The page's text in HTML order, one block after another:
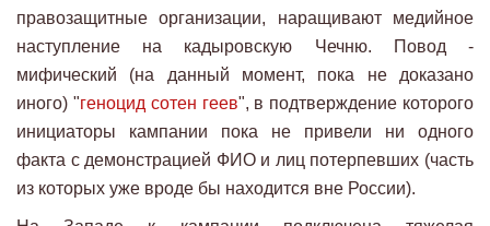
правозащитные организации, наращивают медийное
наступление на кадыровскую Чечню. Повод -
мифический (на данный момент, пока не доказано
иного) "геноцид сотен геев", в подтверждение которого
инициаторы кампании пока не привели ни одного
факта с демонстрацией ФИО и лиц потерпевших (часть
из которых уже вроде бы находится вне России).